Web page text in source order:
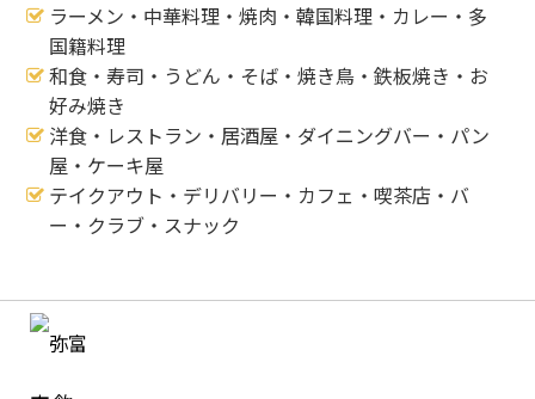
ラーメン・中華料理・焼肉・韓国料理・カレー・多
国籍料理
和食・寿司・うどん・そば・焼き鳥・鉄板焼き・お
好み焼き
洋食・レストラン・居酒屋・ダイニングバー・パン
屋・ケーキ屋
テイクアウト・デリバリー・カフェ・喫茶店・バ
ー・クラブ・スナック